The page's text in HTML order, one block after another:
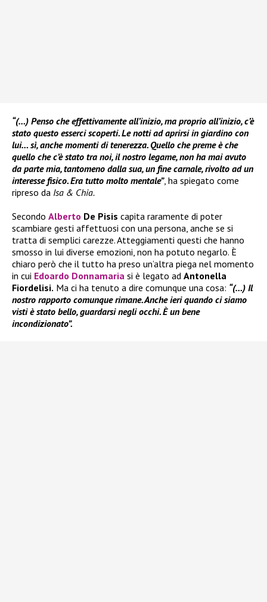
“(…) Penso che effettivamente all’inizio, ma proprio all’inizio, c’è
stato questo esserci scoperti. Le notti ad aprirsi in giardino con
lui… sì, anche momenti di tenerezza. Quello che preme è che
quello che c’è stato tra noi, il nostro legame, non ha mai avuto
da parte mia, tantomeno dalla sua, un fine carnale, rivolto ad un
interesse fisico. Era tutto molto mentale”, ha spiegato come
ripreso da Isa & Chia.
Secondo Alberto De Pisis capita raramente di poter
scambiare gesti affettuosi con una persona, anche se si
tratta di semplici carezze. Atteggiamenti questi che hanno
smosso in lui diverse emozioni, non ha potuto negarlo. È
chiaro però che il tutto ha preso un’altra piega nel momento
in cui Edoardo Donnamaria si è legato ad Antonella
Fiordelisi. Ma ci ha tenuto a dire comunque una cosa: “(…) Il
nostro rapporto comunque rimane. Anche ieri quando ci siamo
visti è stato bello, guardarsi negli occhi. È un bene
incondizionato”.